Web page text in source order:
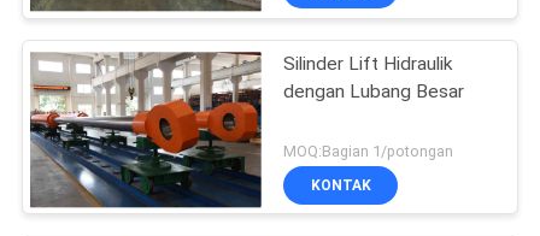
Silinder Lift Hidraulik
dengan Lubang Besar
MOQ:Bagian 1/potongan
KONTAK